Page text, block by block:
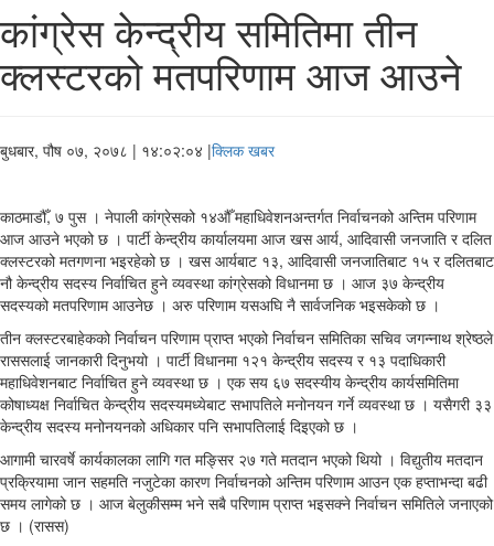
कांग्रेस केन्द्रीय समितिमा तीन
क्लस्टरको मतपरिणाम आज आउने
बुधबार, पौष ०७, २०७८ | १४:०२:०४ |क्लिक खबर
काठमाडौँ, ७ पुस । नेपाली कांग्रेसको १४औँ महाधिवेशनअन्तर्गत निर्वाचनको अन्तिम परिणाम
आज आउने भएको छ । पार्टी केन्द्रीय कार्यालयमा आज खस आर्य, आदिवासी जनजाति र दलित
क्लस्टरको मतगणना भइरहेको छ । खस आर्यबाट १३, आदिवासी जनजातिबाट १५ र दलितबाट
नौ केन्द्रीय सदस्य निर्वाचित हुने व्यवस्था कांग्रेसको विधानमा छ । आज ३७ केन्द्रीय
सदस्यको मतपरिणाम आउनेछ । अरु परिणाम यसअघि नै सार्वजनिक भइसकेको छ ।
तीन क्लस्टरबाहेकको निर्वाचन परिणाम प्राप्त भएको निर्वाचन समितिका सचिव जगन्नाथ श्रेष्ठले
राससलाई जानकारी दिनुभयो । पार्टी विधानमा १२१ केन्द्रीय सदस्य र १३ पदाधिकारी
महाधिवेशनबाट निर्वाचित हुने व्यवस्था छ । एक सय ६७ सदस्यीय केन्द्रीय कार्यसमितिमा
कोषाध्यक्ष निर्वाचित केन्द्रीय सदस्यमध्येबाट सभापतिले मनोनयन गर्ने व्यवस्था छ । यसैगरी ३३
केन्द्रीय सदस्य मनोनयनको अधिकार पनि सभापतिलाई दिइएको छ ।
आगामी चारवर्षे कार्यकालका लागि गत मङ्सिर २७ गते मतदान भएको थियो । विद्युतीय मतदान
प्रक्रियामा जान सहमति नजुटेका कारण निर्वाचनको अन्तिम परिणाम आउन एक हप्ताभन्दा बढी
समय लागेको छ । आज बेलुकीसम्म भने सबै परिणाम प्राप्त भइसक्ने निर्वाचन समितिले जनाएको
छ । (रासस)